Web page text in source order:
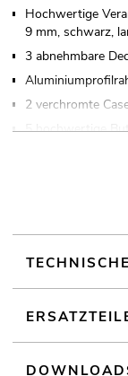
Hochwertige
9 mm, schwarz,
3 abnehmbare
2 verchromte
5 hochwertige